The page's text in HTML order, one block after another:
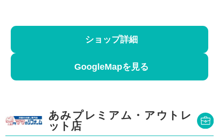
ショップ詳細
GoogleMapを見る
あみプレミアム・アウトレ
ット店